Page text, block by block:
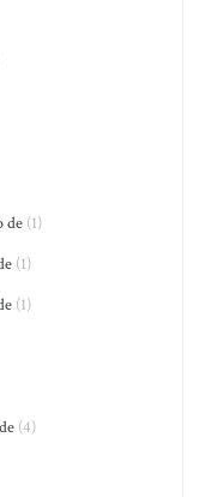
de (1)
(1)
(1)
(4)